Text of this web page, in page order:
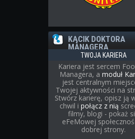
KĄCIK DOKTORA
MANAGERA
TWOJA KARIERA
Kariera jest sercem
Managera, amoduł
jest centralnym
Twojej aktywności na
Stwórz karierę, opisz ją
chwil i połącz z nią
filmy, blogi - pokaż
eFeMowej
dobrej strony.